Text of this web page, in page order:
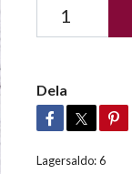
Dela
Lagersaldo:6